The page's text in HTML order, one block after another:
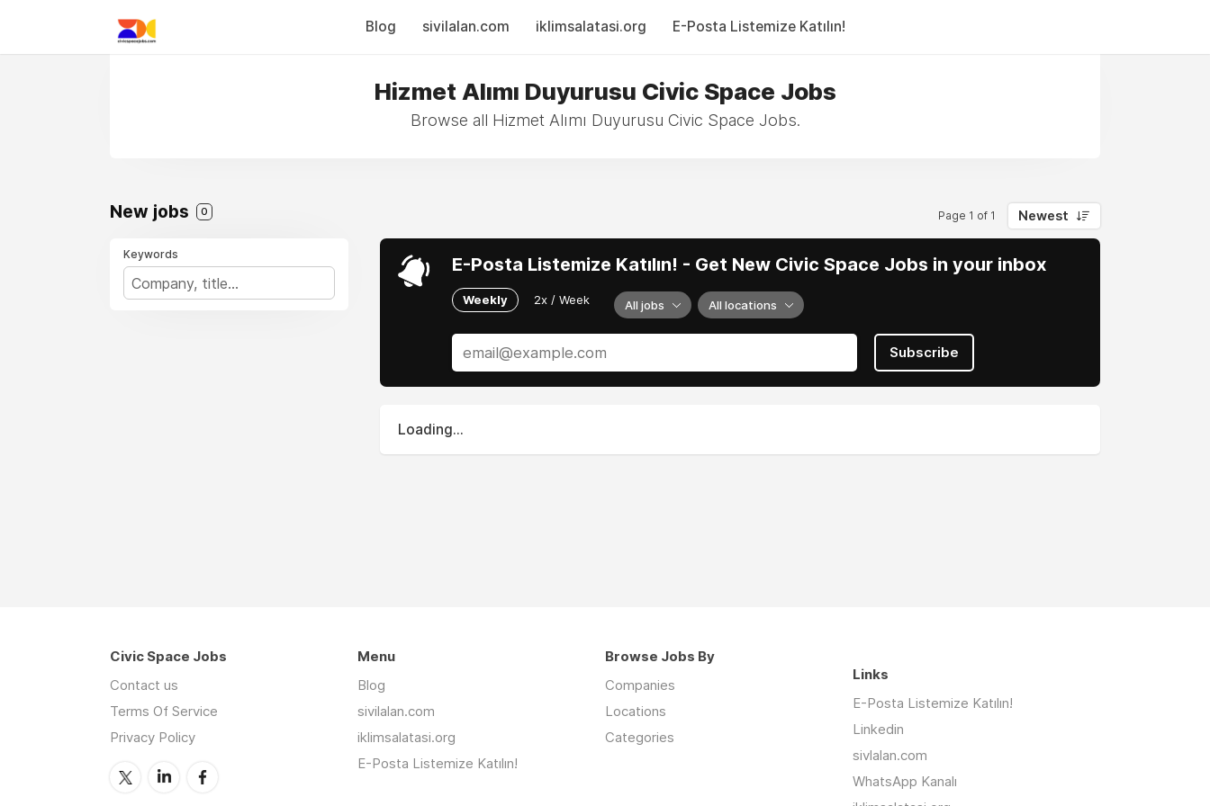
Blog sivilalan.com iklimsalatasi.org E-Posta Listemize Katılın!
Hizmet Alımı Duyurusu Civic Space Jobs
Browse all Hizmet Alımı Duyurusu Civic Space Jobs.
New jobs 0 Page 1 of 1 Newest
Keywords E-Posta Listemize Katılın! - Get New Civic Space Jobs in your inbox
Weekly 2x / Week All jobs All locations
Subscribe
Loading...
Civic Space Jobs
Contact us
Terms Of Service
Privacy Policy
Menu
Blog
sivilalan.com
iklimsalatasi.org
E-Posta Listemize Katılın!
Browse Jobs By
Companies
Locations
Categories
Links
E-Posta Listemize Katılın!
Linkedin
sivlalan.com
WhatsApp Kanalı